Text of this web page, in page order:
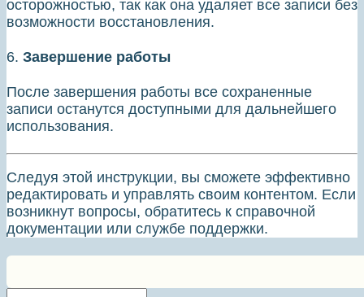
осторожностью, так как она удаляет все записи без
возможности восстановления.
6. Завершение работы
После завершения работы все сохраненные
записи останутся доступными для дальнейшего
использования.
Следуя этой инструкции, вы сможете эффективно
редактировать и управлять своим контентом. Если
возникнут вопросы, обратитесь к справочной
документации или службе поддержки.